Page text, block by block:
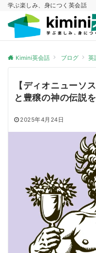
学ぶ楽しみ、身につく英会話
Kimini英会話 ブログ 英
【ディオニューソ
と豊穣の神の伝説
2025年4月24日